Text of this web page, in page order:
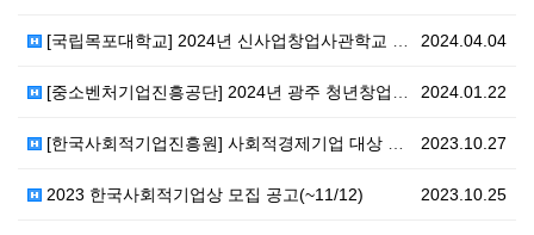
2024.04.04
[국립목포대학교] 2024년 신사업창업사관학교 예비창업…
2024.01.22
[중소벤처기업진흥공단] 2024년 광주 청년창업사관학교…
2023.10.27
[한국사회적기업진흥원] 사회적경제기업 대상 공공조달 1…
2023.10.25
2023 한국사회적기업상 모집 공고(~11/12)